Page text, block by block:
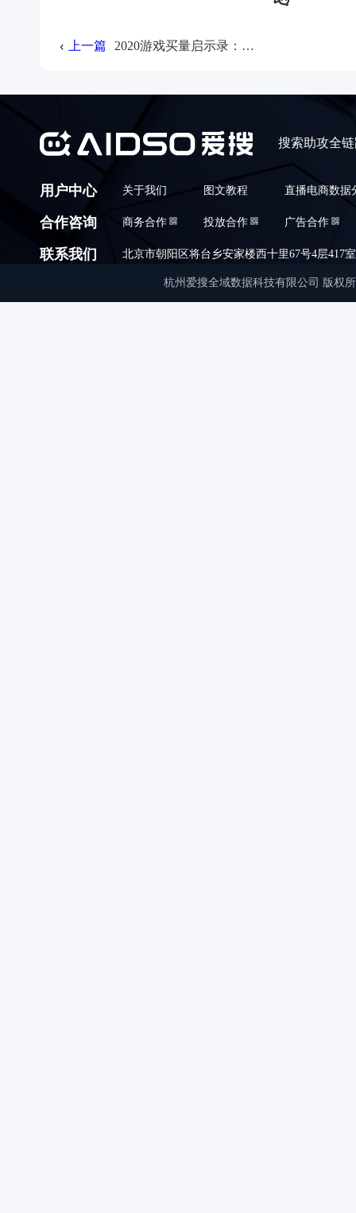
上一篇 2020游戏买量启示录：硬核免费网课上线啦！
搜索助攻全
用户中心 关于我们 图文教程 直播电商数据
合作咨询 商务合作 投放合作 广告合作
联系我们 北京市朝阳区将台乡安家楼西十里67号4层417室
杭州爱搜全域数据科技有限公司 版权